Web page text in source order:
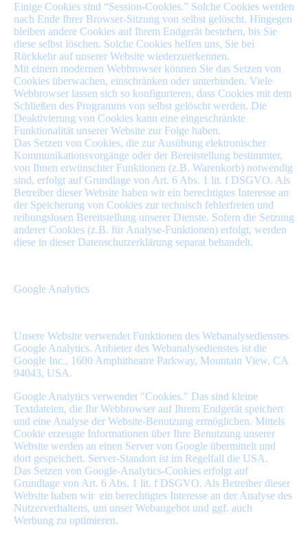
Einige Cookies sind “Session-Cookies.” Solche Cookies werden
nach Ende Ihrer Browser-Sitzung von selbst gelöscht. Hingegen
bleiben andere Cookies auf Ihrem Endgerät bestehen, bis Sie
diese selbst löschen. Solche Cookies helfen uns, Sie bei
Rückkehr auf unserer Website wiederzuerkennen.
Mit einem modernen Webbrowser können Sie das Setzen von
Cookies überwachen, einschränken oder unterbinden. Viele
Webbrowser lassen sich so konfigurieren, dass Cookies mit dem
Schließen des Programms von selbst gelöscht werden. Die
Deaktivierung von Cookies kann eine eingeschränkte
Funktionalität unserer Website zur Folge haben.
Das Setzen von Cookies, die zur Ausübung elektronischer
Kommunikationsvorgänge oder der Bereitstellung bestimmter,
von Ihnen erwünschter Funktionen (z.B. Warenkorb) notwendig
sind, erfolgt auf Grundlage von Art. 6 Abs. 1 lit. f DSGVO. Als
Betreiber dieser Website haben wir ein berechtigtes Interesse an
der Speicherung von Cookies zur technisch fehlerfreien und
reibungslosen Bereitstellung unserer Dienste. Sofern die Setzung
anderer Cookies (z.B. für Analyse-Funktionen) erfolgt, werden
diese in dieser Datenschutzerklärung separat behandelt.
Google Analytics
Unsere Website verwendet Funktionen des Webanalysedienstes
Google Analytics. Anbieter des Webanalysedienstes ist die
Google Inc., 1600 Amphitheatre Parkway, Mountain View, CA
94043, USA.
Google Analytics verwendet "Cookies." Das sind kleine
Textdateien, die Ihr Webbrowser auf Ihrem Endgerät speichert
und eine Analyse der Website-Benutzung ermöglichen. Mittels
Cookie erzeugte Informationen über Ihre Benutzung unserer
Website werden an einen Server von Google übermittelt und
dort gespeichert. Server-Standort ist im Regelfall die USA.
Das Setzen von Google-Analytics-Cookies erfolgt auf
Grundlage von Art. 6 Abs. 1 lit. f DSGVO. Als Betreiber dieser
Website haben wir ein berechtigtes Interesse an der Analyse des
Nutzerverhaltens, um unser Webangebot und ggf. auch
Werbung zu optimieren.